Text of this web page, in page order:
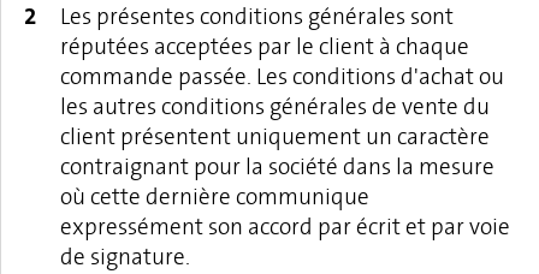
Les présentes conditions générales sont
réputées acceptées par le client à chaque
commande passée. Les conditions d'achat ou
les autres conditions générales de vente du
client présentent uniquement un caractère
contraignant pour la société dans la mesure
où cette dernière communique
expressément son accord par écrit et par voie
de signature.